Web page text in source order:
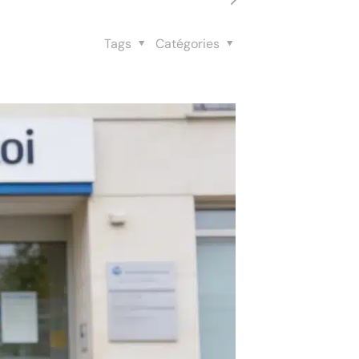
Catégories
Tags